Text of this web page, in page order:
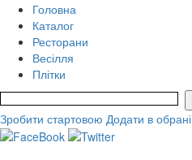
Головна
Каталог
Ресторани
Весілля
Плітки
Зробити стартовою Додати в обрані